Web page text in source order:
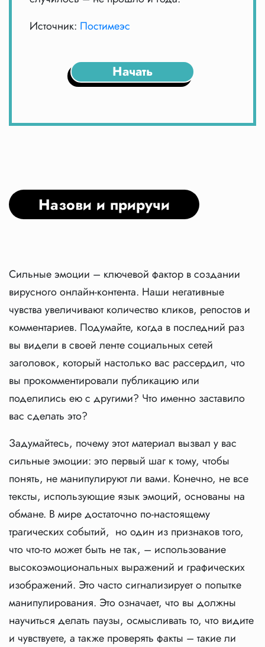
Источник: Постимеэс
Начать
Назови и приручи
Сильные эмоции – ключевой фактор в создании
вирусного онлайн-контента. Наши негативные
чувства увеличивают количество кликов, репостов и
комментариев. Подумайте, когда в последний раз
вы видели в своей ленте социальных сетей
заголовок, который настолько вас рассердил, что
вы прокомментировали публикацию или
поделились ею с другими? Что именно заставило
вас сделать это?
Задумайтесь, почему этот материал вызвал у вас
сильные эмоции: это первый шаг к тому, чтобы
понять, не манипулируют ли вами. Конечно, не все
тексты, использующие язык эмоций, основаны на
обмане. В мире достаточно по-настоящему
трагических событий, но один из признаков того,
что что-то может быть не так, – использование
высокоэмоциональных выражений и графических
изображений. Это часто сигнализирует о попытке
манипулирования. Это означает, что вы должны
научиться делать паузы, осмысливать то, что видите
и чувствуете, а также проверять факты – такие ли